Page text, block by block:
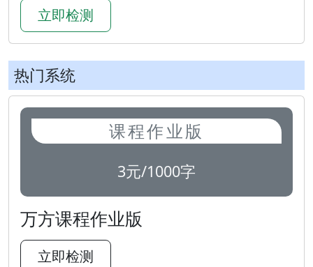
立即检测
热门系统
课程作业版
3元/1000字
万方课程作业版
立即检测